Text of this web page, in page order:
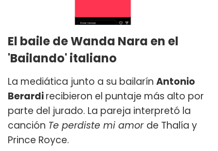
El baile de Wanda Nara en el
'Bailando' italiano
La mediática junto a su bailarín Antonio
Berardirecibieron el puntaje más alto por
parte del jurado. La pareja interpretó la
canción Te perdiste mi amor de Thalía y
Prince Royce.